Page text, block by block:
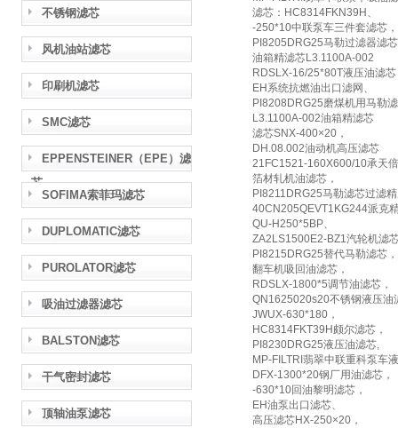
不锈钢滤芯
风机油站滤芯
印刷机滤芯
SMC滤芯
EPPENSTEINER（EPE）滤
芯
SOFIMA索菲玛滤芯
DUPLOMATIC滤芯
PUROLATOR滤芯
吸油过滤器滤芯
BALSTON滤芯
干气密封滤芯
顶轴油泵滤芯
滤芯：HC8314FKN39H、
-250*10中联泵车三件套滤芯，
PI8205DRG25马勒过滤器滤
油箱精滤芯L3.1100A-002
RDSLX-16/25*80T液压油滤芯
EH系统抗燃油出口滤网、
PI8208DRG25磨煤机用马勒
L3.1100A-002油箱精滤芯
滤芯SNX-400×20，
DH.08.002油动机高压滤芯
21FC1521-160X600/10承天
箔材轧机油滤芯，
PI8211DRG25马勒滤芯过滤
40CN205QEVT1KG244派克
QU-H250*5BP、
ZA2LS1500E2-BZ1汽轮机滤
PI8215DRG25替代马勒滤芯，
翻车机吸回油滤芯，
RDSLX-1800*5调节油滤芯，
QN1625020s20不锈钢液压油
JWUX-630*180，
HC8314FKT39H颇尔滤芯，
PI8230DRG25液压油滤芯,
MP-FILTRI翡翠中联重科泵车
DFX-1300*20钢厂用油滤芯，
-630*10回油黎明滤芯，
EH油泵出口滤芯、
高压滤芯HX-250×20，